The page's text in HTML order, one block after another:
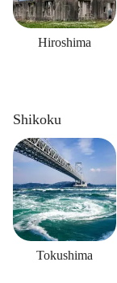
Hiroshima
Shikoku
Tokushima